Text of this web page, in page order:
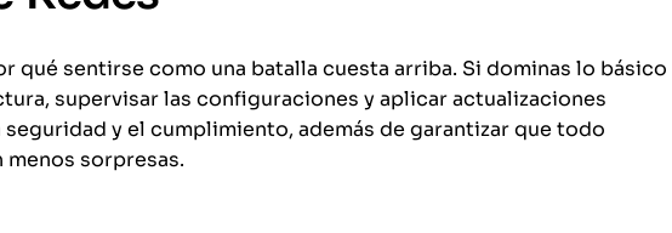
qué sentirse como una batalla cuesta arriba. Si dominas lo básico
supervisar las configuraciones y aplicar actualizaciones
y el cumplimiento, además de garantizar que todo
sorpresas.